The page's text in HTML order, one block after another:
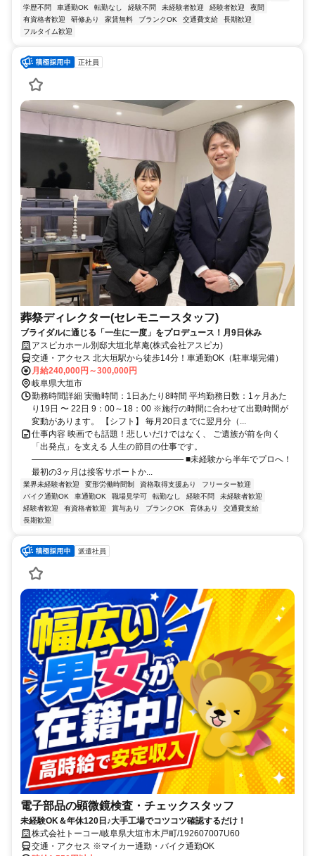
学歴不問
車通勤OK 転勤なし 経験不問 未経験者歓迎 経験者歓迎
夜間
有資格者歓迎
研修あり 家賃無料 ブランクOK 交通費支給
長期歓迎
フルタイム歓迎
正社員
葬祭ディレクター(セレモニースタッフ)
ブライダルに通じる「一生に一度」をプロデュース！月9日休み
アスピカホール別邸大垣北草庵(株式会社アスピカ)
交通・アクセス 北大垣駅から徒歩14分！車通勤OK（駐車場完備）
月給240,000円～300,000円
岐阜県大垣市
勤務時間詳細 実働時間：1日あたり8時間 平均勤務日数：1ヶ月あた
り19日 〜 22日 9：00～18：00 ※施行の時間に合わせて出勤時間が
変動があります。 【シフト】 毎月20日までに翌月分（...
仕事内容 映画でも話題！悲しいだけではなく、 ご遺族が前を向く
「出発点」を支える 人生の節目の仕事です。
―――――――――――――――――― ■未経験から半年でプロへ！
最初の3ヶ月は接客サポートか...
業界未経験者歓迎 変形労働時間制 資格取得支援あり
フリーター歓迎
バイク通勤OK
車通勤OK 職場見学可 転勤なし 経験不問
未経験者歓迎
経験者歓迎
有資格者歓迎 賞与あり ブランクOK 育休あり
交通費支給
長期歓迎
派遣社員
電子部品の顕微鏡検査・チェックスタッフ
未経験OK＆年休120日♪大手工場でコツコツ確認するだけ！
株式会社トーコー/岐阜県大垣市木戸町/192607007U60
交通・アクセス ※マイカー通勤・バイク通勤OK